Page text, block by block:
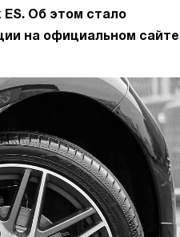
Об этом стало
на официальном сайте